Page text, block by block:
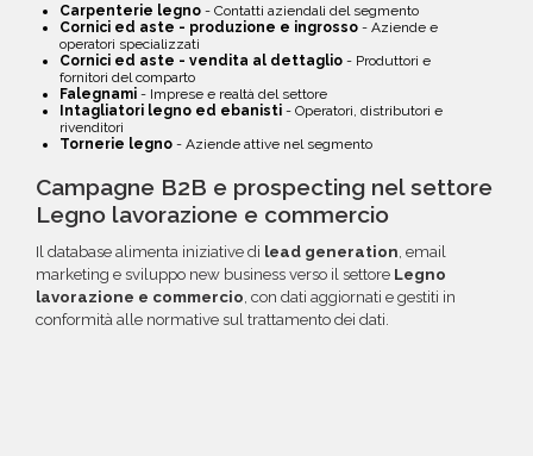
Carpenterie legno - Contatti aziendali del segmento
Cornici ed aste - produzione e ingrosso - Aziende e
operatori specializzati
Cornici ed aste - vendita al dettaglio - Produttori e
fornitori del comparto
Falegnami - Imprese e realtà del settore
Intagliatori legno ed ebanisti - Operatori, distributori e
rivenditori
Tornerie legno - Aziende attive nel segmento
Campagne B2B e prospecting nel settore
Legno lavorazione e commercio
Il database alimenta iniziative di lead generation, email
marketing e sviluppo new business verso il settore Legno
lavorazione e commercio, con dati aggiornati e gestiti in
conformità alle normative sul trattamento dei dati.